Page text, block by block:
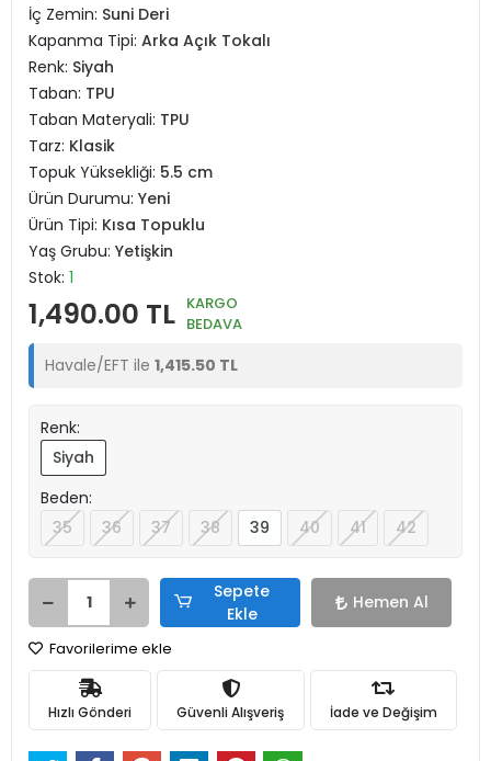
İç Zemin: Suni Deri
Kapanma Tipi: Arka Açık Tokalı
Renk: Siyah
Taban: TPU
Taban Materyali: TPU
Tarz: Klasik
Topuk Yüksekliği: 5.5 cm
Ürün Durumu: Yeni
Ürün Tipi: Kısa Topuklu
Yaş Grubu: Yetişkin
Stok: 1
1,490.00 TL KARGO
BEDAVA
Havale/EFT ile 1,415.50 TL
Renk:
Siyah
Beden:
35
36 37 38 39 40 41 42
Sepete
Ekle
Hemen Al
Favorilerime ekle
Hızlı Gönderi Güvenli Alışveriş İade ve Değişim